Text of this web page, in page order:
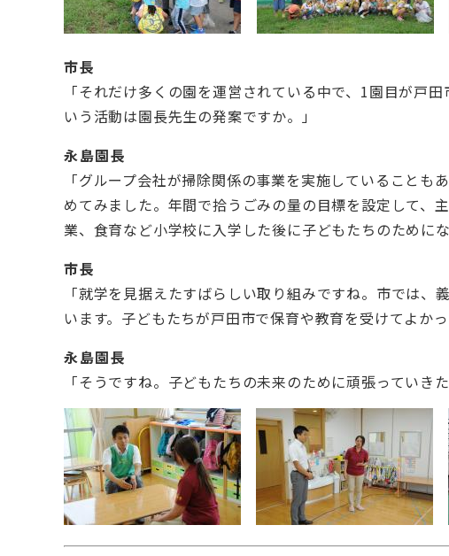
市長
「それだけ多くの園を運営されている中で、1園目が戸
いう活動は園長先生の発案ですか。」
永島園長
「グループ会社が掃除関係の事業を実施していること
めてみました。年間で拾うごみの量の目標を設定して、
業、食育など小学校に入学した後に子どもたちのために
市長
「就学を見据えたすばらしい取り組みですね。市では
います。子どもたちが戸田市で保育や教育を受けてよか
永島園長
「そうですね。子どもたちの未来のために頑張っていき